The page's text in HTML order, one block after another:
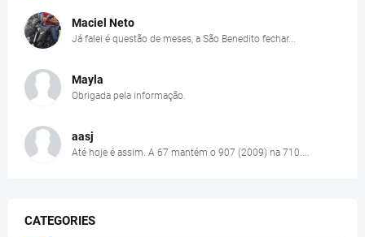
Maciel Neto
Já falei é questão de meses, a São Benedito fechar...
Mayla
Obrigada pela informação.
aasj
Até hoje é assim. A 67 mantém o 907 (2009) na 710....
CATEGORIES